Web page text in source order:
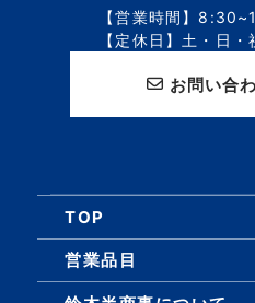
【営業時間】
【定休日】土・日
お問い合
TOP
営業品目